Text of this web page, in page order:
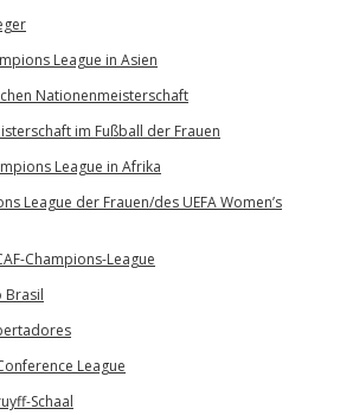
League in Asien
Nationenmeisterschaft
im Fußball der Frauen
League in Afrika
League der Frauen/des UEFA Women’s
Champions-League
Brasil
League
Schaal